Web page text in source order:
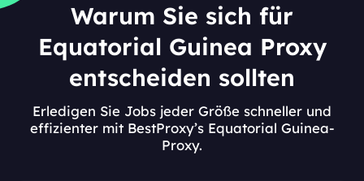
Warum Sie sich für
Equatorial Guinea Proxy
entscheiden sollten
Erledigen Sie Jobs jeder Größe schneller und
effizienter mit BestProxy’s Equatorial Guinea-
Proxy.